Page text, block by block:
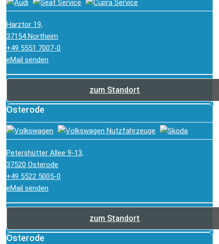
Harztor 19,
37154 Northeim
+49 5551 7007-0
eMail senden
zum Standort
Osterode
Petershütter Allee 9-13,
37520 Osterode
+49 5522 5005-0
eMail senden
zum Standort
Osterode